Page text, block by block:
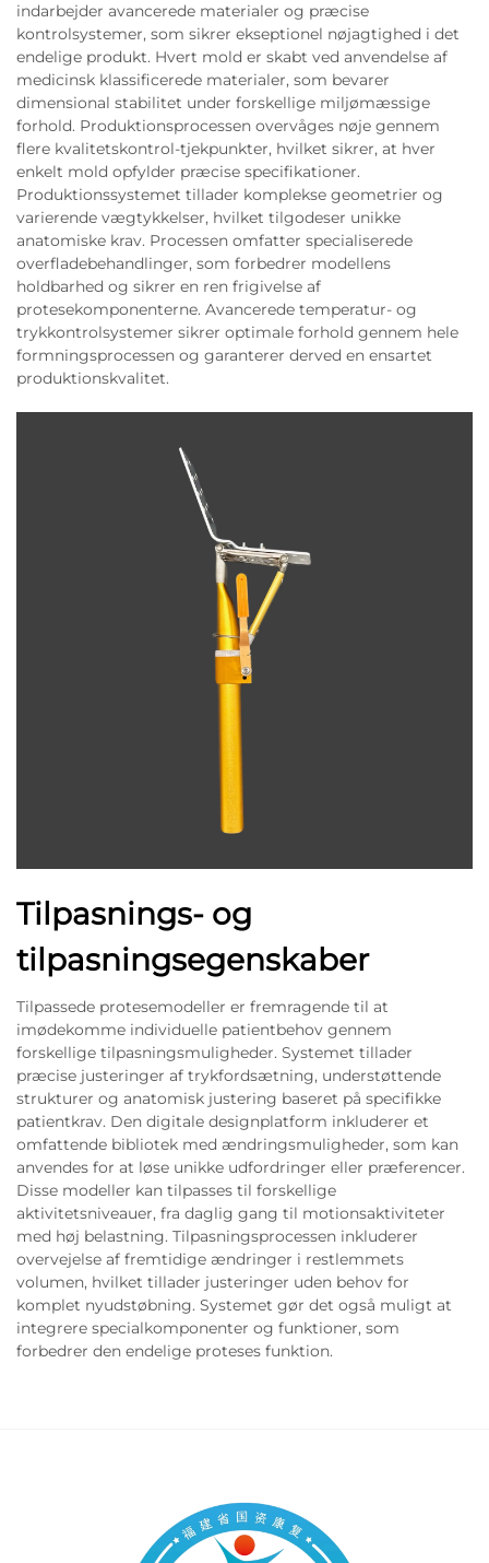
indarbejder avancerede materialer og præcise
kontrolsystemer, som sikrer ekseptionel nøjagtighed i det
endelige produkt. Hvert mold er skabt ved anvendelse af
medicinsk klassificerede materialer, som bevarer
dimensional stabilitet under forskellige miljømæssige
forhold. Produktionsprocessen overvåges nøje gennem
flere kvalitetskontrol-tjekpunkter, hvilket sikrer, at hver
enkelt mold opfylder præcise specifikationer.
Produktionssystemet tillader komplekse geometrier og
varierende vægtykkelser, hvilket tilgodeser unikke
anatomiske krav. Processen omfatter specialiserede
overfladebehandlinger, som forbedrer modellens
holdbarhed og sikrer en ren frigivelse af
protesekomponenterne. Avancerede temperatur- og
trykkontrolsystemer sikrer optimale forhold gennem hele
formningsprocessen og garanterer derved en ensartet
produktionskvalitet.
Tilpasnings- og
tilpasningsegenskaber
Tilpassede protesemodeller er fremragende til at
imødekomme individuelle patientbehov gennem
forskellige tilpasningsmuligheder. Systemet tillader
præcise justeringer af trykfordsætning, understøttende
strukturer og anatomisk justering baseret på specifikke
patientkrav. Den digitale designplatform inkluderer et
omfattende bibliotek med ændringsmuligheder, som kan
anvendes for at løse unikke udfordringer eller præferencer.
Disse modeller kan tilpasses til forskellige
aktivitetsniveauer, fra daglig gang til motionsaktiviteter
med høj belastning. Tilpasningsprocessen inkluderer
overvejelse af fremtidige ændringer i restlemmets
volumen, hvilket tillader justeringer uden behov for
komplet nyudstøbning. Systemet gør det også muligt at
integrere specialkomponenter og funktioner, som
forbedrer den endelige proteses funktion.